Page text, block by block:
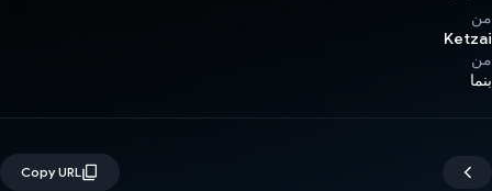
من
Ketzai
من
بنما